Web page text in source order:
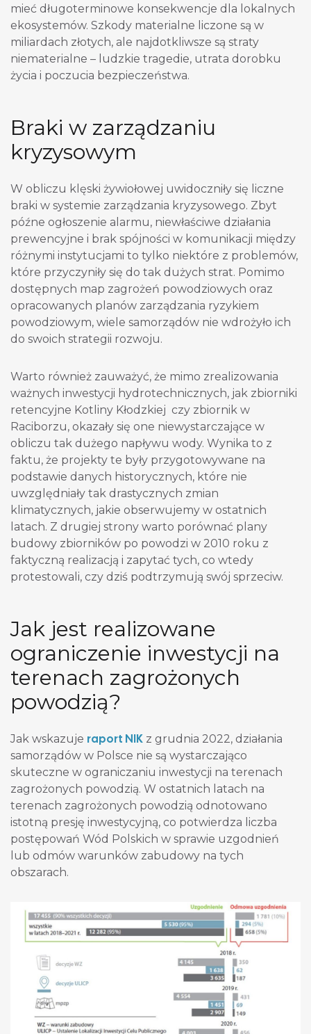
mieć długoterminowe konsekwencje dla lokalnych
ekosystemów. Szkody materialne liczone są w
miliardach złotych, ale najdotkliwsze są straty
niematerialne – ludzkie tragedie, utrata dorobku
życia i poczucia bezpieczeństwa.
Braki w zarządzaniu
kryzysowym
W obliczu klęski żywiołowej uwidoczniły się liczne
braki w systemie zarządzania kryzysowego. Zbyt
późne ogłoszenie alarmu, niewłaściwe działania
prewencyjne i brak spójności w komunikacji między
różnymi instytucjami to tylko niektóre z problemów,
które przyczyniły się do tak dużych strat. Pomimo
dostępnych map zagrożeń powodziowych oraz
opracowanych planów zarządzania ryzykiem
powodziowym, wiele samorządów nie wdrożyło ich
do swoich strategii rozwoju.
Warto również zauważyć, że mimo zrealizowania
ważnych inwestycji hydrotechnicznych, jak zbiorniki
retencyjne Kotliny Kłodzkiej czy zbiornik w
Raciborzu, okazały się one niewystarczające w
obliczu tak dużego napływu wody. Wynika to z
faktu, że projekty te były przygotowywane na
podstawie danych historycznych, które nie
uwzględniały tak drastycznych zmian
klimatycznych, jakie obserwujemy w ostatnich
latach. Z drugiej strony warto porównać plany
budowy zbiorników po powodzi w 2010 roku z
faktyczną realizacją i zapytać tych, co wtedy
protestowali, czy dziś podtrzymują swój sprzeciw.
Jak jest realizowane
ograniczenie inwestycji na
terenach zagrożonych
powodzią?
Jak wskazuje raport NIK z grudnia 2022, działania
samorządów w Polsce nie są wystarczająco
skuteczne w ograniczaniu inwestycji na terenach
zagrożonych powodzią. W ostatnich latach na
terenach zagrożonych powodzią odnotowano
istotną presję inwestycyjną, co potwierdza liczba
postępowań Wód Polskich w sprawie uzgodnień
lub odmów warunków zabudowy na tych
obszarach.